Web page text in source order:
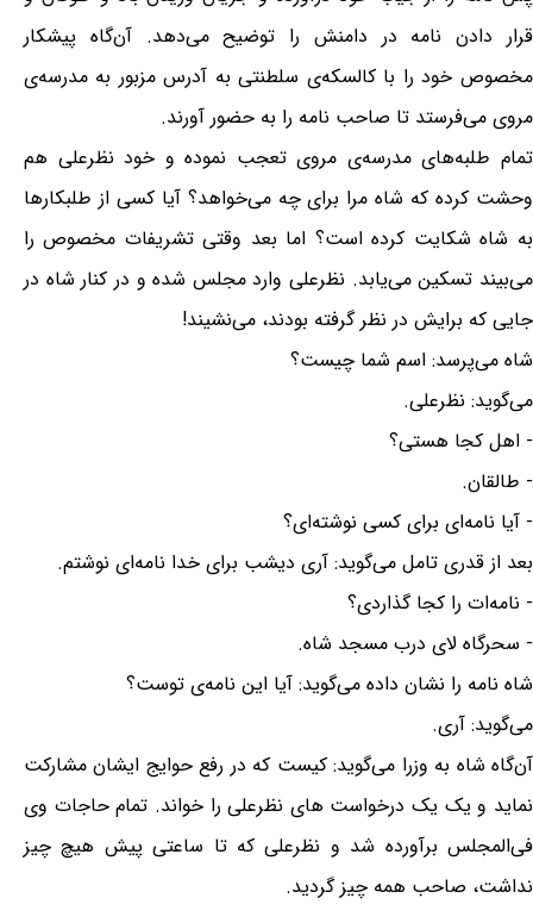
قرار دادن نامه در دامنش را توضیح می‌دهد. آن‌گاه پیشکار
مخصوص خود را با کالسکه‌ی سلطنتی به آدرس مزبور به مدرسه‌ی
مروی می‌فرستد تا صاحب نامه را به حضور آورند.
تمام طلبه‌های مدرسه‌ی مروی تعجب نموده و خود نظرعلی هم
وحشت کرده که شاه مرا برای چه می‌خواهد؟ آیا کسی از طلبکارها
به شاه شکایت کرده است؟ اما بعد وقتی تشریفات مخصوص را
می‌بیند تسکین می‌یابد. نظرعلی وارد مجلس شده و در کنار شاه در
جایی که برایش در نظر گرفته بودند، می‌نشیند!
شاه می‌پرسد: اسم شما چیست؟
می‌گوید: نظرعلی.
- اهل کجا هستی؟
- طالقان.
- آیا نامه‌ای برای کسی نوشته‌ای؟
بعد از قدری تامل می‌گوید: آری دیشب برای خدا نامه‌ای نوشتم.
- نامه‌ات را کجا گذاردی؟
- سحرگاه لای درب مسجد شاه.
شاه نامه را نشان داده می‌گوید: آیا این نامه‌ی توست؟
می‌گوید: آری.
آن‌گاه شاه به وزرا می‌گوید: کیست که در رفع حوایج ایشان مشارکت
نماید و یک یک درخواست های نظرعلی را خواند. تمام حاجات وی
فی‌المجلس برآورده شد و نظرعلی که تا ساعتی پیش هیچ چیز
نداشت، صاحب همه چیز گردید.